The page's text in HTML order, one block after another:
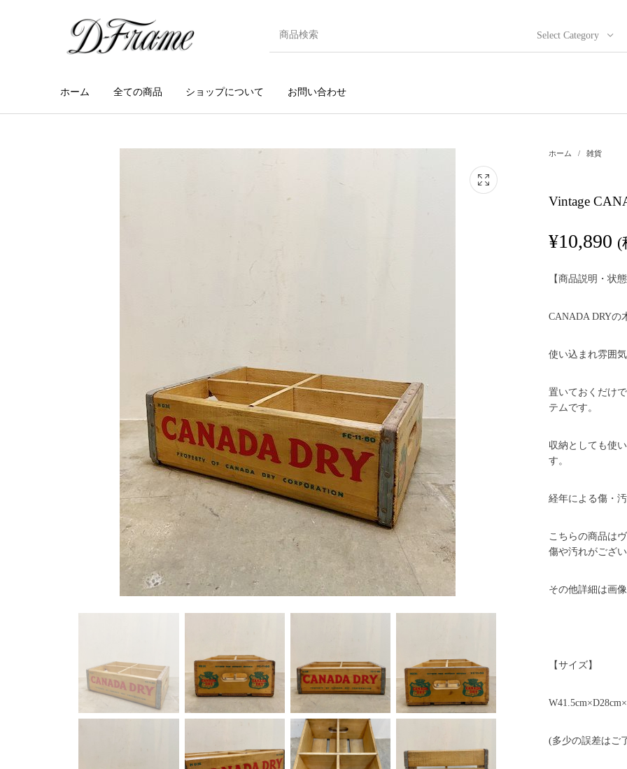
Select Category
ホーム 全ての商品 ショップについて お問い合わせ
ホーム / 雑貨
Vintage
¥10,890 (
【商品説明・状
CANADA DRYの
使い込まれ雰囲
置いておくだけ
テムです。
収納としても使
す。
経年による傷・
こちらの商品は
傷や汚れがござ
その他詳細は画
【サイズ】
(多少の誤差はご